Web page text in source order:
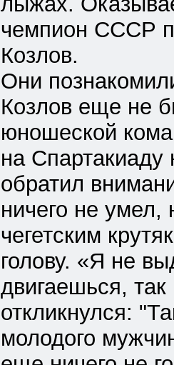
чемпион СССР
Козлов.
Они
Козлов еще не
юношеской
на
обратил
ничего не
чегетским
голову. «Я не
двигаешься,
откликнулся:
молодого